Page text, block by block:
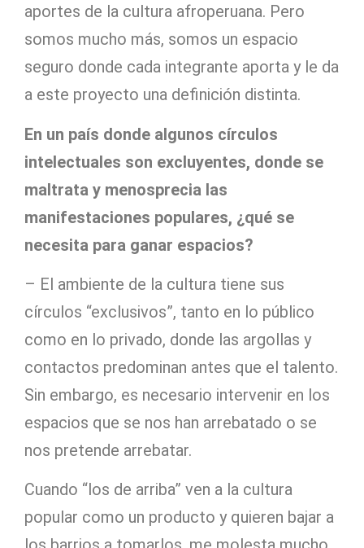
aportes de la cultura afroperuana. Pero
somos mucho más, somos un espacio
seguro donde cada integrante aporta y le da
a este proyecto una definición distinta.
En un país donde algunos círculos
intelectuales son excluyentes, donde se
maltrata y menosprecia las
manifestaciones populares, ¿qué se
necesita para ganar espacios?
– El ambiente de la cultura tiene sus
círculos “exclusivos”, tanto en lo público
como en lo privado, donde las argollas y
contactos predominan antes que el talento.
Sin embargo, es necesario intervenir en los
espacios que se nos han arrebatado o se
nos pretende arrebatar.
Cuando “los de arriba” ven a la cultura
popular como un producto y quieren bajar a